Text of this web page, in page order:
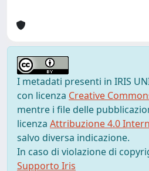
I metadati presenti in IRIS
con licenza Creative
mentre i file delle
licenza Attribuzione 4.0
salvo diversa indicazione.
In caso di violazione di
Supporto Iris